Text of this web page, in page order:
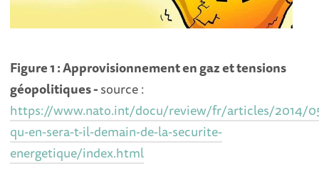
Figure 1 : Approvisionnement en gaz et tensions
géopolitiques -source :
https://www.nato.int/docu/review/fr/articles/2014/
qu-en-sera-t-il-demain-de-la-securite-
energetique/index.html